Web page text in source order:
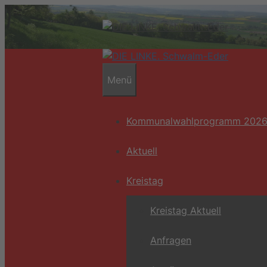
Zum
Inhalt
Menü
Kommunalwahlprogramm 2026
Aktuell
Kreistag
Kreistag Aktuell
Anfragen